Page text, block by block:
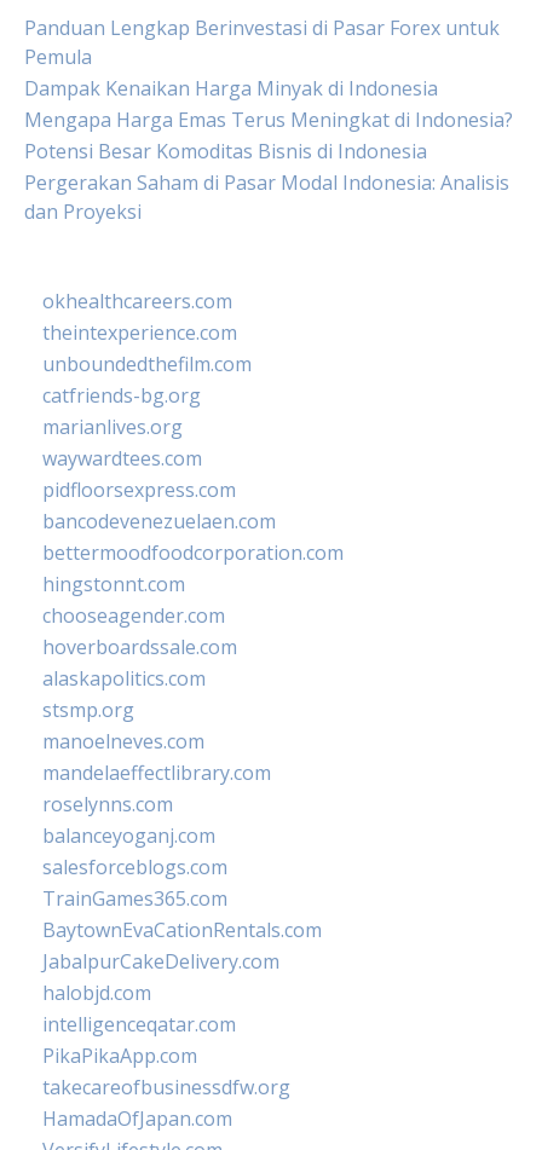
Panduan Lengkap Berinvestasi di Pasar Forex untuk
Pemula
Dampak Kenaikan Harga Minyak di Indonesia
Mengapa Harga Emas Terus Meningkat di Indonesia?
Potensi Besar Komoditas Bisnis di Indonesia
Pergerakan Saham di Pasar Modal Indonesia: Analisis
dan Proyeksi
okhealthcareers.com
theintexperience.com
unboundedthefilm.com
catfriends-bg.org
marianlives.org
waywardtees.com
pidfloorsexpress.com
bancodevenezuelaen.com
bettermoodfoodcorporation.com
hingstonnt.com
chooseagender.com
hoverboardssale.com
alaskapolitics.com
stsmp.org
manoelneves.com
mandelaeffectlibrary.com
roselynns.com
balanceyoganj.com
salesforceblogs.com
TrainGames365.com
BaytownEvaCationRentals.com
JabalpurCakeDelivery.com
halobjd.com
intelligenceqatar.com
PikaPikaApp.com
takecareofbusinessdfw.org
HamadaOfJapan.com